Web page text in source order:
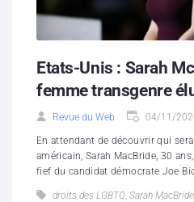
Hébergement solidaire
Etats-Unis : Sarah
femme transgenre
Revue du Web 04/11/
En attendant de découvrir qui
américain, Sarah MacBride, 30
fief du candidat démocrate Joe
droits des LGBTQ Sarah MacBride